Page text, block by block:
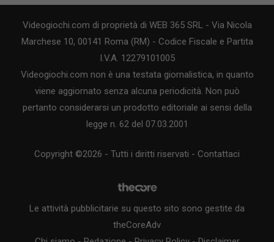
Videogiochi.com di proprietà di WEB 365 SRL - Via Nicola
Marchese 10, 00141 Roma (RM) - Codice Fiscale e Partita
I.V.A. 12279101005
Videogiochi.com non è una testata giornalistica, in quanto
viene aggiornato senza alcuna periodicità. Non può
pertanto considerarsi un prodotto editoriale ai sensi della
legge n. 62 del 07.03.2001
Copyright ©2026 - Tutti i diritti riservati - Contattaci
Le attività pubblicitarie su questo sito sono gestite da
theCoreAdv